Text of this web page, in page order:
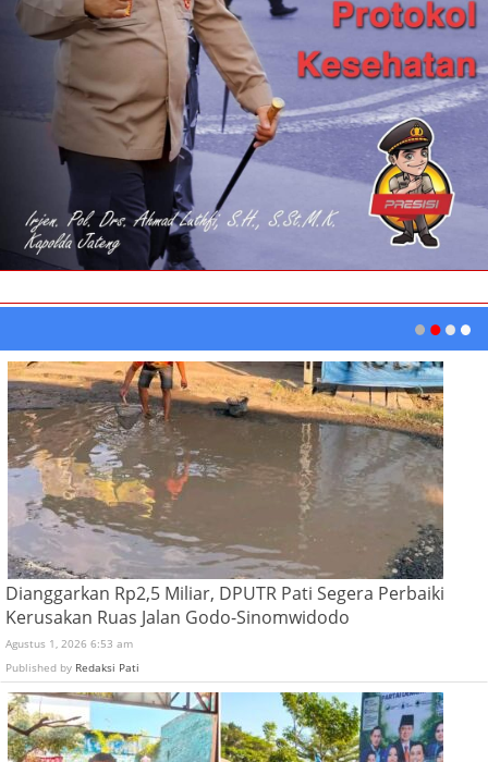
Dianggarkan Rp2,5 Miliar, DPUTR Pati Segera Perbaiki
Kerusakan Ruas Jalan Godo-Sinomwidodo
Agustus 1, 2026 6:53 am
Published by Redaksi Pati